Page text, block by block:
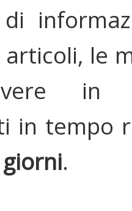
le
in
in tempo
.